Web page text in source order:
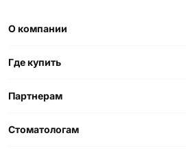
О компании
Где купить
Партнерам
Стоматологам